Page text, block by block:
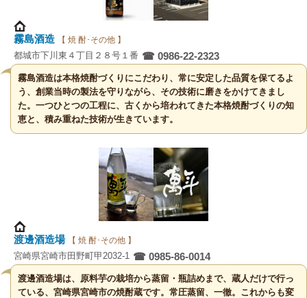
霧島酒造 【 焼 酎･その他 】
都城市下川東４丁目２８号１番 ☎ 0986-22-2323
霧島酒造は本格焼酎づくりにこだわり、常に安定した品質を保てるよ
う、創業当時の製法を守りながら、その技術に磨きをかけてきまし
た。一つひとつの工程に、古くから培われてきた本格焼酎づくりの知
恵と、積み重ねた技術が生きています。
渡邊酒造場 【 焼 酎･その他 】
宮崎県宮崎市田野町甲2032-1 ☎ 0985-86-0014
渡邊酒造場は、原料芋の栽培から蒸留・瓶詰めまで、蔵人だけで行っ
ている、宮崎県宮崎市の焼酎蔵です。常圧蒸留、一徹。これからも変